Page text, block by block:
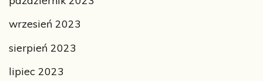
wrzesień 2023
sierpień 2023
lipiec 2023